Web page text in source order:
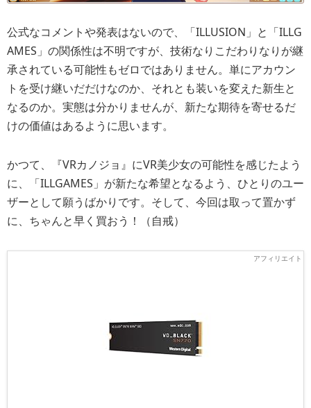
公式なコメントや発表はないので、「ILLUSION」と「ILLG
AMES」の関係性は不明ですが、技術なりこだわりなりが継
承されている可能性もゼロではありません。単にアカウン
トを受け継いだだけなのか、それとも装いを変えた新生と
なるのか。実態は分かりませんが、新たな期待を寄せるだ
けの価値はあるように思います。
かつて、『VRカノジョ』にVR美少女の可能性を感じたよう
に、「ILLGAMES」が新たな希望となるよう、ひとりのユー
ザーとして願うばかりです。そして、今回は取って置かず
に、ちゃんと早く買おう！（自戒）